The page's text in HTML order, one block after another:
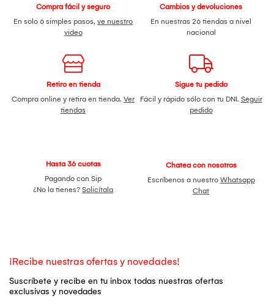
Compra fácil y seguro
En solo 6 simples pasos, ve nuestro
video
Cambios y devoluciones
En nuestras 26 tiendas a nivel
nacional
Retiro en tienda
Compra online y retira en tienda. Ver
tiendas
Sigue tu pedido
Fácil y rápido sólo con tu DNI. Seguir
pedido
Hasta 36 cuotas
Pagando con Sip
¿No la tienes? Solicítala
Chatea con nosotros
Escríbenos a nuestro Whatsapp
Chat
¡Recibe nuestras ofertas y novedades!
Suscríbete y recibe en tu inbox todas nuestras ofertas
exclusivas y novedades